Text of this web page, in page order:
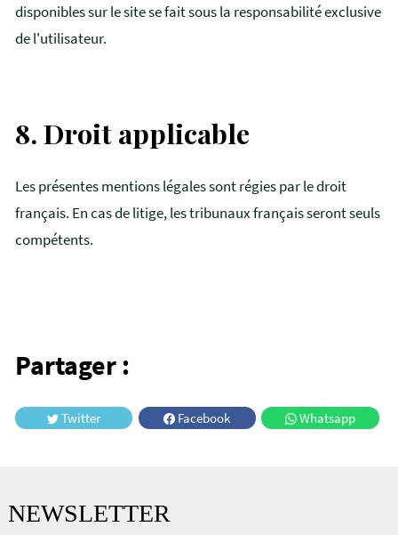
disponibles sur le site se fait sous la responsabilité exclusive
de l'utilisateur.
8.Droit applicable
Les présentes mentions légales sont régies par le droit
français. En cas de litige, les tribunaux français seront seuls
compétents.
Partager :
Twitter Facebook Whatsapp
NEWSLETTER